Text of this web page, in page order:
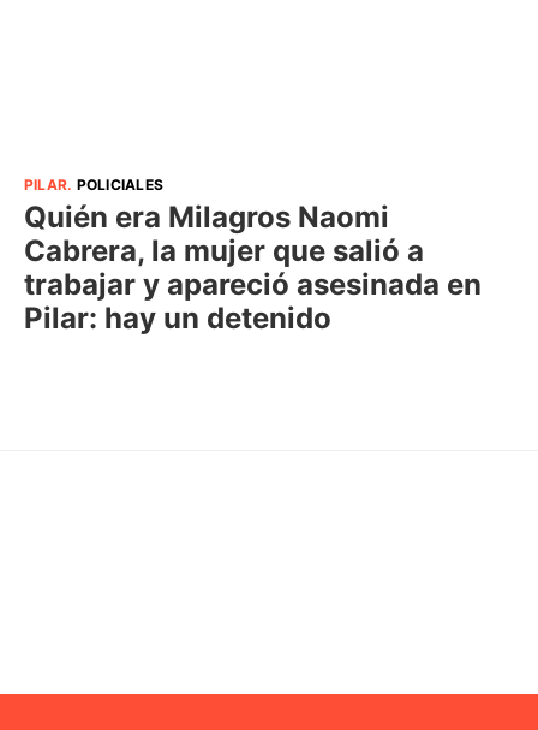
PILAR. POLICIALES
Quién era Milagros Naomi
Cabrera, la mujer que salió a
trabajar y apareció asesinada en
Pilar: hay un detenido